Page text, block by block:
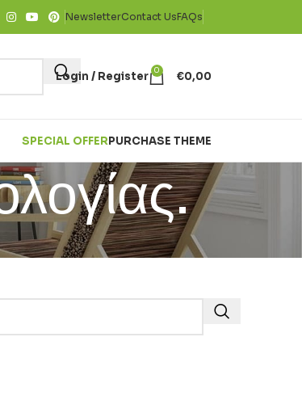
NewsletterContact UsFAQs
Login / Register 0 €0,00
SPECIAL OFFERPURCHASE THEME